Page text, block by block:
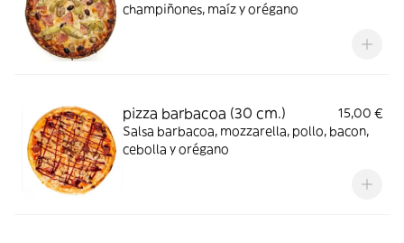
champiñones, maíz y orégano
pizza barbacoa (30 cm.)
15,00 €
Salsa barbacoa, mozzarella, pollo, bacon,
cebolla y orégano